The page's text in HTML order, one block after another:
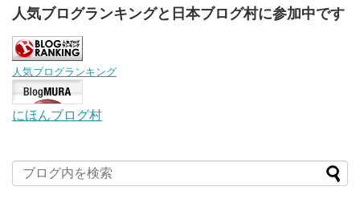
人気ブログランキングと日本ブログ村に参加中です
人気ブログランキング
にほんブログ村